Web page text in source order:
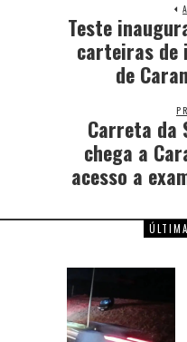
Teste
carteiras de
de
Carreta da
chega a
acesso a